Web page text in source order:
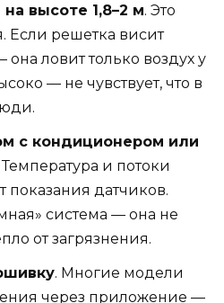
высоте 1,8–2 м. Это
Если решетка висит
ловит только воздух у
— не чувствует, что в
с кондиционером или
Температура и потоки
показания датчиков.
система — она не
от загрязнения.
. Многие модели
через приложение —